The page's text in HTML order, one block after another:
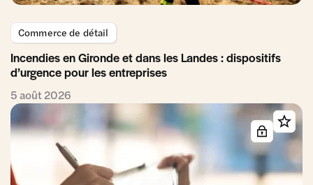
Commerce de détail
Incendies en Gironde et dans les Landes : dispositifs
d’urgence pour les entreprises
5 août 2026